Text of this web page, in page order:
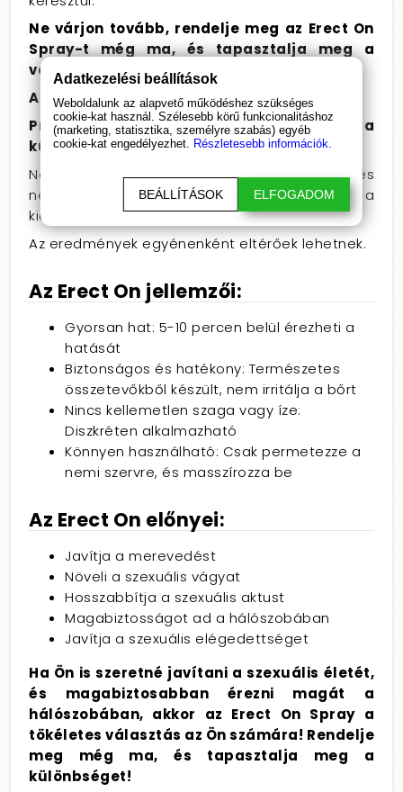
Ne várjon tovább, rendelje meg az Erect On
Spray-t még ma, és tapasztalja meg a
változást!
A termék kiszerelése: 30 ml
Próbálja ki az Erect On Spray-t, és érezze a
különbséget!
Ne feledje, az Erect On Spray nem gyógyszer, és
nem helyettesíti az egészséges életmódot és a
kiegyensúlyozott táplálkozást.
Az eredmények egyénenként eltérőek lehetnek.
Az Erect On jellemzői:
Gyorsan hat: 5-10 percen belül érezheti a
hatását
Biztonságos és hatékony: Természetes
összetevőkből készült, nem irritálja a bőrt
Nincs kellemetlen szaga vagy íze:
Diszkréten alkalmazható
Könnyen használható: Csak permetezze a
nemi szervre, és masszírozza be
Az Erect On előnyei:
Javítja a merevedést
Növeli a szexuális vágyat
Hosszabbítja a szexuális aktust
Magabiztosságot ad a hálószobában
Javítja a szexuális elégedettséget
Ha Ön is szeretné javítani a szexuális életét,
és magabiztosabban érezni magát a
hálószobában, akkor az Erect On Spray a
tökéletes választás az Ön számára! Rendelje
meg még ma, és tapasztalja meg a
különbséget!
Adatkezelési beállítások
Weboldalunk az alapvető működéshez szükséges
cookie-kat használ. Szélesebb körű funkcionalitáshoz
(marketing, statisztika, személyre szabás) egyéb
cookie-kat engedélyezhet. Részletesebb információk.
BEÁLLÍTÁSOK ELFOGADOM